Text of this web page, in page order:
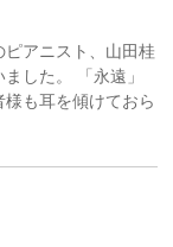
ピアニスト、山田桂
した。 「永遠」
も耳を傾けておら